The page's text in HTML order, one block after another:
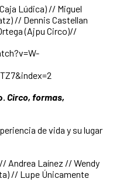
Lúdica) // Miguel
// Dennis Castellan
(Ajpu Circo)//
Circo, formas,
de vida y su lugar
Andrea Laínez // Wendy
// Lupe Únicamente